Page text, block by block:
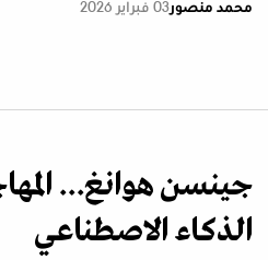
محمد منصور03 فبراير 2026
جينسن هوانغ...
الذكاء الاصطناعي